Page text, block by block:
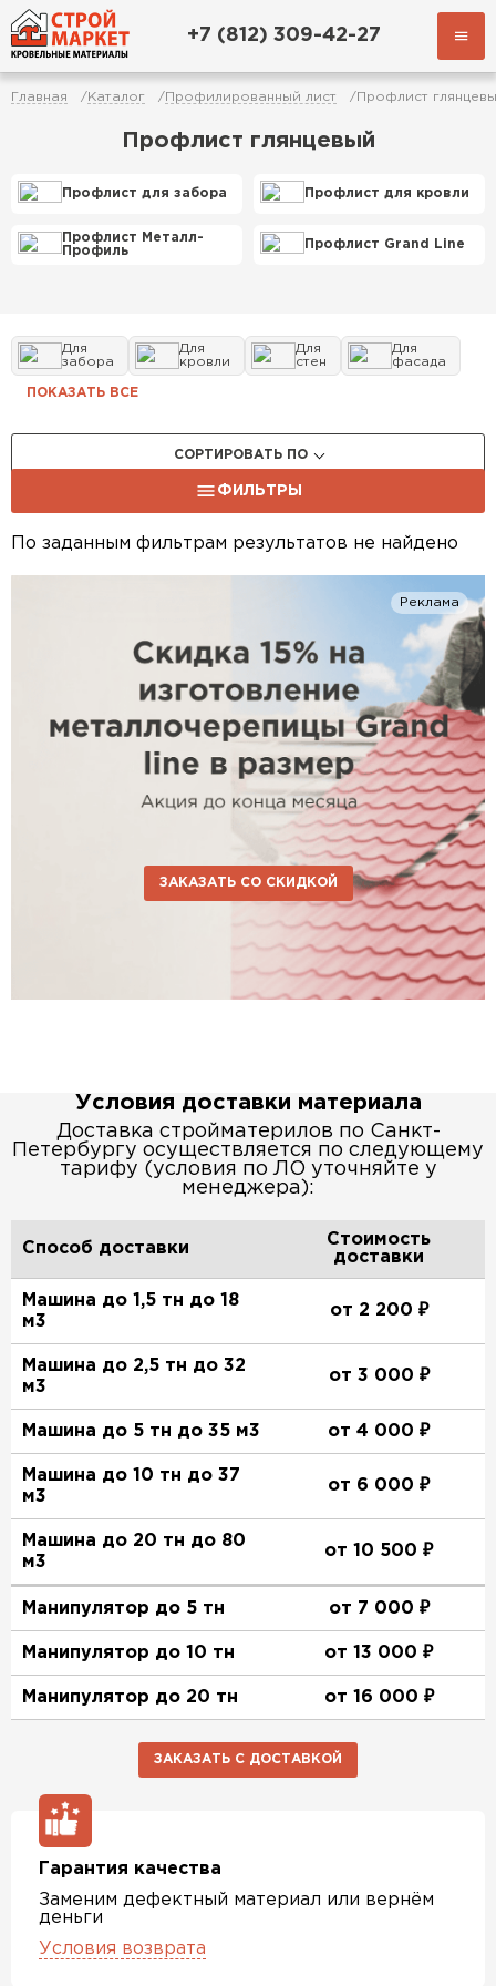
+7 (812) 309-42-27
Главная Каталог Профилированный лист Профлист
Профлист глянцевый
Профлист для забора Профлист для кровли
Профлист Металл-
Профиль
Профлист Grand Line
Для
забора
Для
кровли
Для
стен
Для
фасада
ПОКАЗАТЬ ВСЕ
СОРТИРОВАТЬ ПО
ФИЛЬТРЫ
По заданным фильтрам результатов не найдено
Реклама
ЗАКАЗАТЬ СО СКИДКОЙ
Условия доставки материала
Доставка стройматерилов по Санкт-
Петербургу осуществляется по следующему
тарифу (условия по ЛО уточняйте у
менеджера):
Способ доставки
Стоимость
доставки
Машина до 1,5 тн до 18
м3
от 2 200 ₽
Машина до 2,5 тн до 32
м3
от 3 000 ₽
Машина до 5 тн до 35 м3 от 4 000 ₽
Машина до 10 тн до 37
м3
от 6 000 ₽
Машина до 20 тн до 80
м3
от 10 500 ₽
Манипулятор до 5 тн от 7 000 ₽
Манипулятор до 10 тн от 13 000 ₽
Манипулятор до 20 тн от 16 000 ₽
ЗАКАЗАТЬ С ДОСТАВКОЙ
Гарантия качества
Заменим дефектный материал или вернём
деньги
Условия возврата